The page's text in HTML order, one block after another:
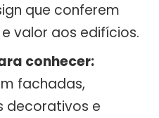
que conferem
valor aos edifícios.
conhecer:
fachadas,
decorativos e